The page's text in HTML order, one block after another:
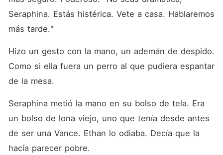
Seraphina. Estás histérica. Vete a casa. Hablaremos
más tarde."
Hizo un gesto con la mano, un ademán de despido.
Como si ella fuera un perro al que pudiera espantar
de la mesa.
Seraphina metió la mano en su bolso de tela. Era
un bolso de lona viejo, uno que tenía desde antes
de ser una Vance. Ethan lo odiaba. Decía que la
hacía parecer pobre.